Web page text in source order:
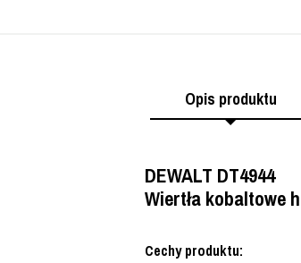
Opis produktu
DEWALT DT4944
Wiertła kobaltowe
Cechy produktu: